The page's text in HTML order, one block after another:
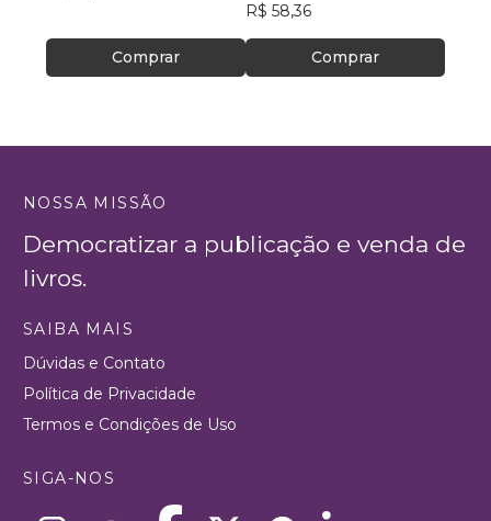
Comprar
R$ 58,36
Comprar
NOSSA MISSÃO
Democratizar a publicação e venda de
livros.
SAIBA MAIS
Dúvidas e Contato
Política de Privacidade
Termos e Condições de Uso
SIGA-NOS